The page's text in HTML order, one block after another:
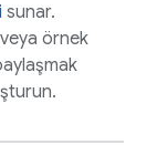
sunar.
örnek